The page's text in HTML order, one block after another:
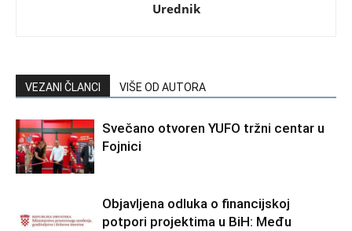
Urednik
VEZANI ČLANCI VIŠE OD AUTORA
Svečano otvoren YUFO tržni centar u
Fojnici
Objavljena odluka o financijskoj
potpori projektima u BiH: Među